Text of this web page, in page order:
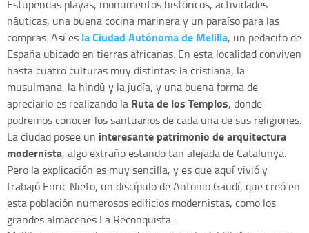
Estupendas playas, monumentos históricos, actividades
náuticas, una buena cocina marinera y un paraíso para las
compras. Así es la Ciudad Autónoma de Melilla, un pedacito de
España ubicado en tierras africanas. En esta localidad conviven
hasta cuatro culturas muy distintas: la cristiana, la
musulmana, la hindú y la judía, y una buena forma de
apreciarlo es realizando la Ruta de los Templos, donde
podremos conocer los santuarios de cada una de sus religiones.
La ciudad posee un interesante patrimonio de arquitectura
modernista, algo extraño estando tan alejada de Catalunya.
Pero la explicación es muy sencilla, y es que aquí vivió y
trabajó Enric Nieto, un discípulo de Antonio Gaudí, que creó en
esta población numerosos edificios modernistas, como los
grandes almacenes La Reconquista.